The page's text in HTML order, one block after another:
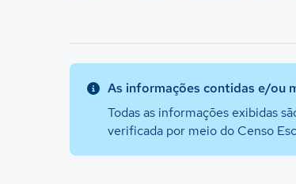
As informações contidas e/ou
Todas as informações exibidas
verificada por meio do Censo